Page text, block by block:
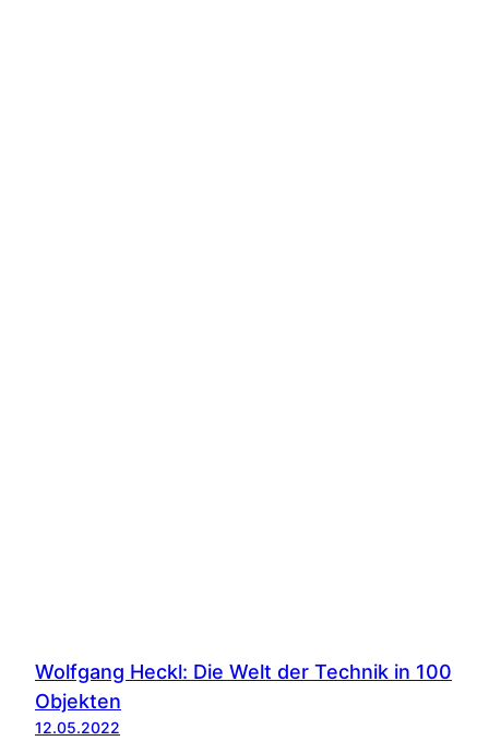
Wolfgang Heckl: Die Welt der Technik in 100
Objekten
12.05.2022